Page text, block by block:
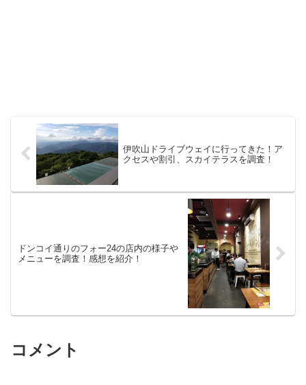
伊吹山ドライブウェイに行ってきた！ア
クセスや割引、スカイテラスを調査！
ドンコイ通りのフォー24の店内の様子や
メニューを調査！感想を紹介！
コメント